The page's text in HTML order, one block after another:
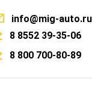
info@mig-auto.ru
8 8552 39-35-06
8 800 700-80-89